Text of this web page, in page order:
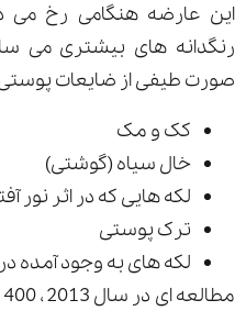
این عارضه هنگامی رخ
رنگدانه های بیشتری می
صورت طیفی از ضایعات پوستی
کک و مک
خال سیاه (گوشتی)
لکه هایی که در اثر نور
ترک پوستی
لکه های به وجود آمده